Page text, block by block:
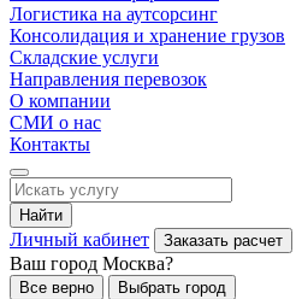
Логистика на аутсорсинг
Консолидация и хранение грузов
Складские услуги
Направления перевозок
О компании
СМИ о нас
Контакты
Найти
Личный кабинет Заказать расчет
Ваш город Москва?
Все верно Выбрать город